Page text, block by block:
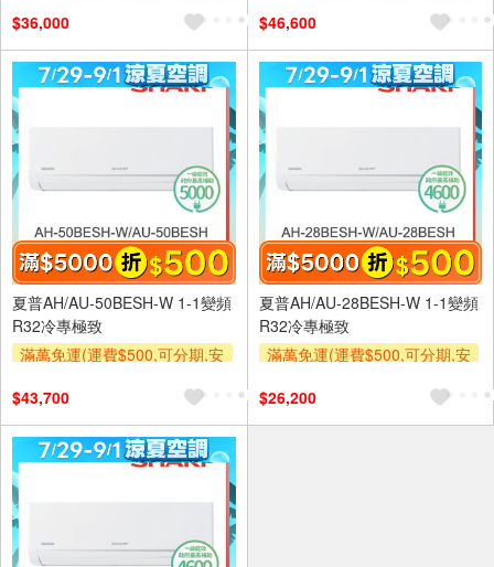
及使用6期以上分期0利率,需付
基本安裝運費)
滿額折$500
$36,000
及使用6期以上分期0利率,需付
基本安裝運費)
滿額折$500
$46,600
夏普AH/AU-50BESH-W 1-1變頻
R32冷專極致
滿萬免運(運費$500,可分期,安
及使用6期以上分期0利率,需付
基本安裝運費)
滿額折$500
$43,700
夏普AH/AU-28BESH-W 1-1變頻
R32冷專極致
滿萬免運(運費$500,可分期,安
及使用6期以上分期0利率,需付
基本安裝運費)
$26,200